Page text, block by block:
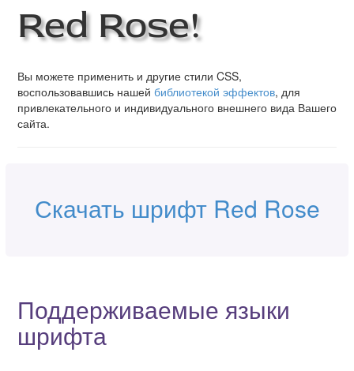
Red Rose!
Вы можете применить и другие стили CSS,
воспользовавшись нашей библиотекой эффектов, для
привлекательного и индивидуального внешнего вида Вашего
сайта.
Скачать шрифт Red Rose
Поддерживаемые языки
шрифта